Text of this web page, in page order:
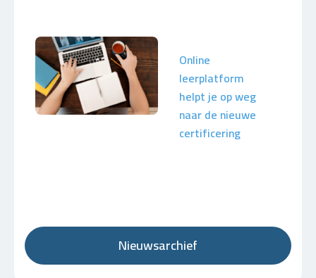
Online
leerplatform
helpt je op weg
naar de nieuwe
certificering
Nieuwsarchief